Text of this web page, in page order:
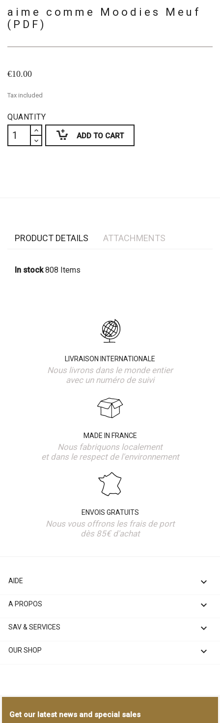
aime comme Moodies Meuf
(PDF)
€10.00
Tax included
QUANTITY
ADD TO CART
PRODUCT DETAILS ATTACHMENTS
In stock 808 Items
LIVRAISON INTERNATIONALE
Nous livrons dans le monde entier
avec un numéro de suivi
MADE IN FRANCE
Nous fabriquons localement
et dans le respect de l'environnement
ENVOIS GRATUITS
Nous vous offrons les frais de port
dès 85€ d'achat
AIDE 
A PROPOS 
SAV & SERVICES 
OUR SHOP 
Get our latest news and special sales